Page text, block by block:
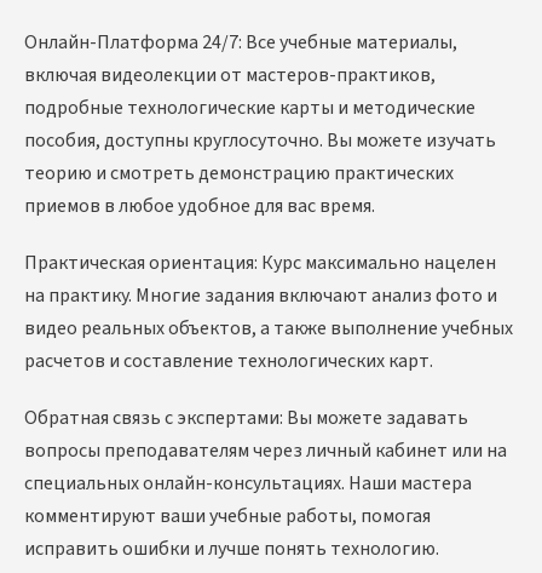
Онлайн-Платформа 24/7: Все учебные материалы,
включая видеолекции от мастеров-практиков,
подробные технологические карты и методические
пособия, доступны круглосуточно. Вы можете изучать
теорию и смотреть демонстрацию практических
приемов в любое удобное для вас время.
Практическая ориентация: Курс максимально нацелен
на практику. Многие задания включают анализ фото и
видео реальных объектов, а также выполнение учебных
расчетов и составление технологических карт.
Обратная связь с экспертами: Вы можете задавать
вопросы преподавателям через личный кабинет или на
специальных онлайн-консультациях. Наши мастера
комментируют ваши учебные работы, помогая
исправить ошибки и лучше понять технологию.